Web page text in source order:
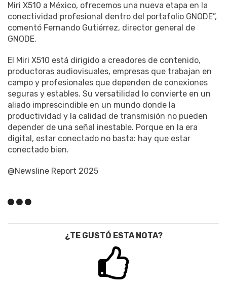
Miri X510 a México, ofrecemos una nueva etapa en la
conectividad profesional dentro del portafolio GNODE”,
comentó Fernando Gutiérrez, director general de
GNODE.
El Miri X510 está dirigido a creadores de contenido,
productoras audiovisuales, empresas que trabajan en
campo y profesionales que dependen de conexiones
seguras y estables. Su versatilidad lo convierte en un
aliado imprescindible en un mundo donde la
productividad y la calidad de transmisión no pueden
depender de una señal inestable. Porque en la era
digital, estar conectado no basta: hay que estar
conectado bien.
@Newsline Report 2025
¿TE GUSTÓ ESTA NOTA?